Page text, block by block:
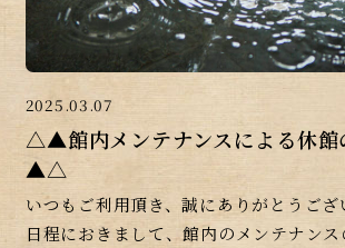
2025.03.07
△▲館内メンテナンスによる休館
▲△
いつもご利用頂き、誠にありがとうござ
日程におきまして、館内のメンテナン